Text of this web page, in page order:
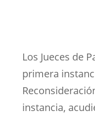
Los Jueces de
primera
instancia,